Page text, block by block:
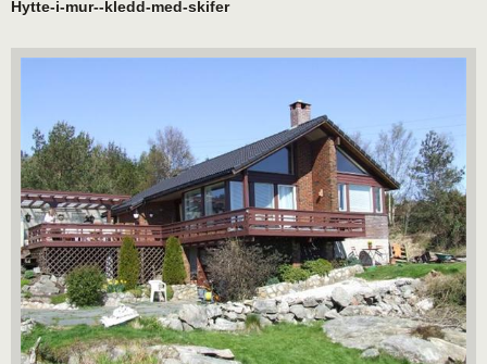
Hytte-i-mur--kledd-med-skifer